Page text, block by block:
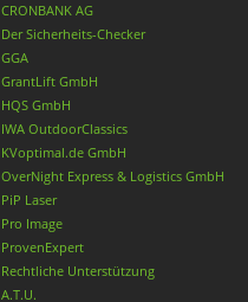
CRONBANK AG
Der Sicherheits-Checker
GGA
GrantLift GmbH
HQS GmbH
IWA OutdoorClassics
KVoptimal.de GmbH
OverNight Express & Logistics GmbH
PiP Laser
Pro Image
ProvenExpert
Rechtliche Unterstützung
A.T.U.